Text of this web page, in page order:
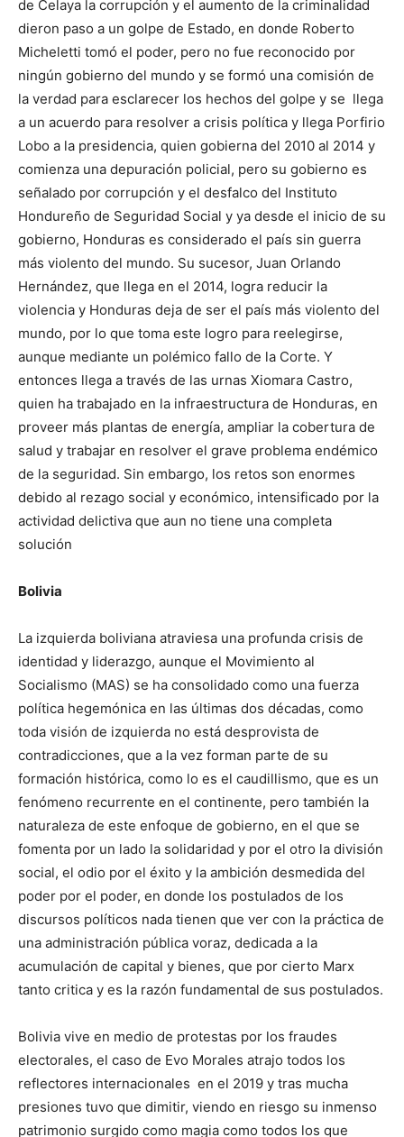
de Celaya la corrupción y el aumento de la criminalidad
dieron paso a un golpe de Estado, en donde Roberto
Micheletti tomó el poder, pero no fue reconocido por
ningún gobierno del mundo y se formó una comisión de
la verdad para esclarecer los hechos del golpe y se llega
a un acuerdo para resolver a crisis política y llega Porfirio
Lobo a la presidencia, quien gobierna del 2010 al 2014 y
comienza una depuración policial, pero su gobierno es
señalado por corrupción y el desfalco del Instituto
Hondureño de Seguridad Social y ya desde el inicio de su
gobierno, Honduras es considerado el país sin guerra
más violento del mundo. Su sucesor, Juan Orlando
Hernández, que llega en el 2014, logra reducir la
violencia y Honduras deja de ser el país más violento del
mundo, por lo que toma este logro para reelegirse,
aunque mediante un polémico fallo de la Corte. Y
entonces llega a través de las urnas Xiomara Castro,
quien ha trabajado en la infraestructura de Honduras, en
proveer más plantas de energía, ampliar la cobertura de
salud y trabajar en resolver el grave problema endémico
de la seguridad. Sin embargo, los retos son enormes
debido al rezago social y económico, intensificado por la
actividad delictiva que aun no tiene una completa
solución
Bolivia
La izquierda boliviana atraviesa una profunda crisis de
identidad y liderazgo, aunque el Movimiento al
Socialismo (MAS) se ha consolidado como una fuerza
política hegemónica en las últimas dos décadas, como
toda visión de izquierda no está desprovista de
contradicciones, que a la vez forman parte de su
formación histórica, como lo es el caudillismo, que es un
fenómeno recurrente en el continente, pero también la
naturaleza de este enfoque de gobierno, en el que se
fomenta por un lado la solidaridad y por el otro la división
social, el odio por el éxito y la ambición desmedida del
poder por el poder, en donde los postulados de los
discursos políticos nada tienen que ver con la práctica de
una administración pública voraz, dedicada a la
acumulación de capital y bienes, que por cierto Marx
tanto critica y es la razón fundamental de sus postulados.
Bolivia vive en medio de protestas por los fraudes
electorales, el caso de Evo Morales atrajo todos los
reflectores internacionales en el 2019 y tras mucha
presiones tuvo que dimitir, viendo en riesgo su inmenso
patrimonio surgido como magia como todos los que